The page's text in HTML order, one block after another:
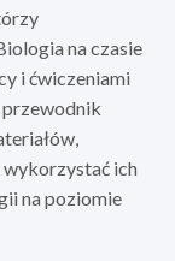
na czasie
i ćwiczeniami
przewodnik
wykorzystać ich
na poziomie